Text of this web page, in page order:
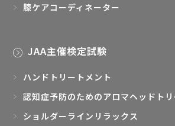
膝ケアコーディネーター
JAA主催検定試験
ハンドトリートメント
認知症予防のためのアロマヘッドト
ショルダーラインリラックス